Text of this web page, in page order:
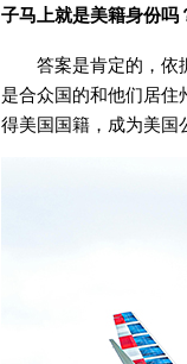
子马上就是美籍身份吗
答案是肯定的，依据
是合众国的和他们居住
得美国国籍，成为美国